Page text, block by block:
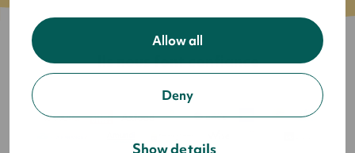
Allow all
Deny
Show details
Ils nous font confiance